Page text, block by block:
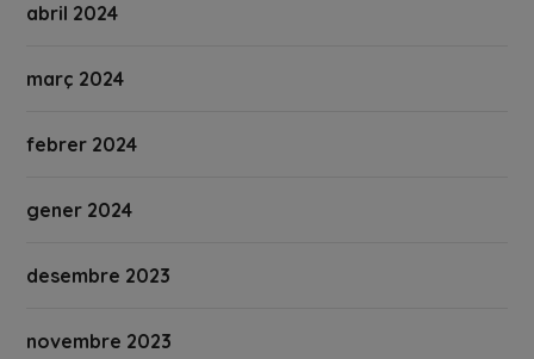
abril 2024
març 2024
febrer 2024
gener 2024
desembre 2023
novembre 2023